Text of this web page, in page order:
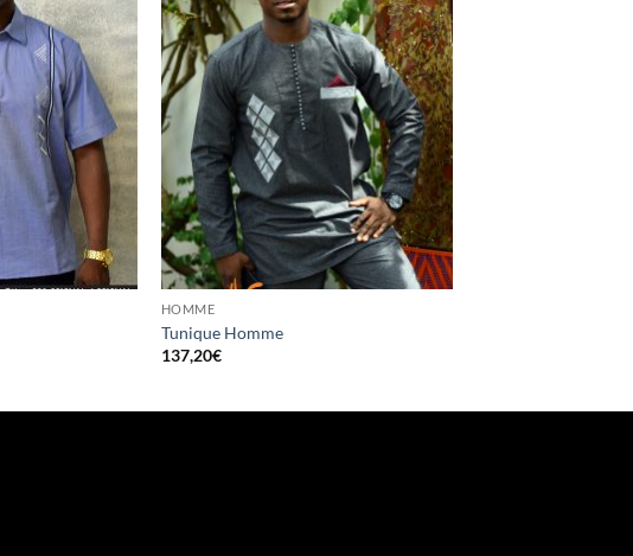
HOMME
Tunique Homme
137,20€